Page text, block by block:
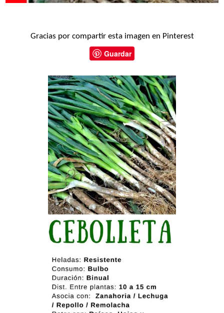
Gracias por compartir esta imagen en Pinterest
Guardar